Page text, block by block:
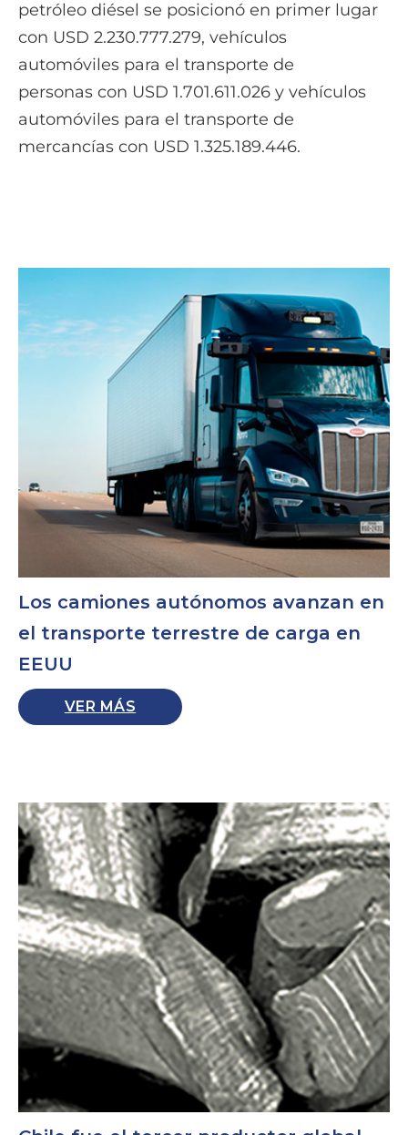
petróleo diésel se posicionó en primer lugar
con USD 2.230.777.279, vehículos
automóviles para el transporte de
personas con USD 1.701.611.026 y vehículos
automóviles para el transporte de
mercancías con USD 1.325.189.446.
Los camiones autónomos avanzan en
el transporte terrestre de carga en
EEUU
VER MÁS